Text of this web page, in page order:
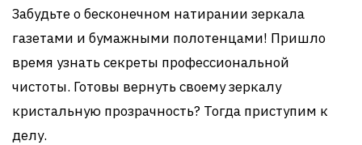
Забудьте о бесконечном натирании зеркала
газетами и бумажными полотенцами! Пришло
время узнать секреты профессиональной
чистоты. Готовы вернуть своему зеркалу
кристальную прозрачность? Тогда приступим к
делу.